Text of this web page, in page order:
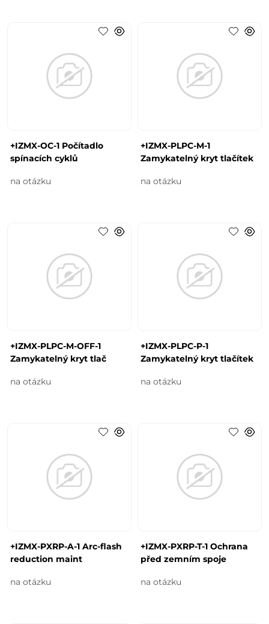
+IZMX-OC-1 Počítadlo
spínacích cyklů
na otázku
+IZMX-PLPC-M-1
Zamykatelný kryt tlačítek
na otázku
+IZMX-PLPC-M-OFF-1
Zamykatelný kryt tlač
na otázku
+IZMX-PLPC-P-1
Zamykatelný kryt tlačítek
na otázku
+IZMX-PXRP-A-1 Arc-flash
reduction maint
na otázku
+IZMX-PXRP-T-1 Ochrana
před zemním spoje
na otázku